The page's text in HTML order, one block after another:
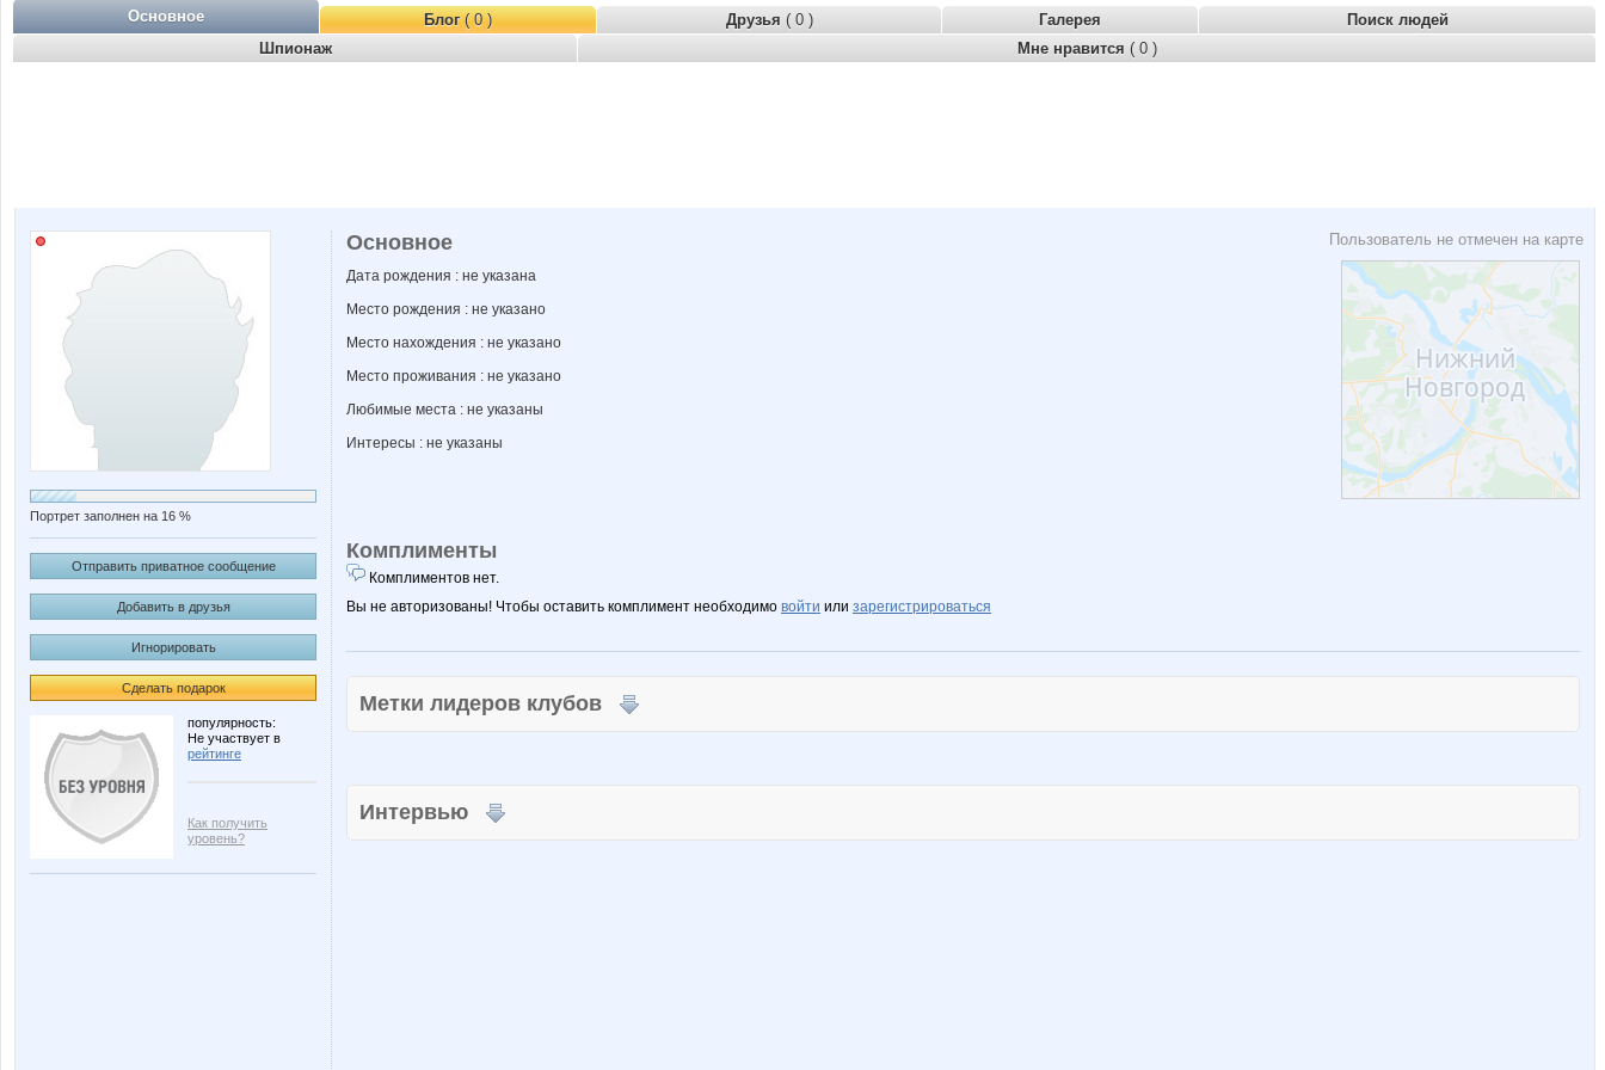
Основное Блог( 0 ) Друзья ( 0 ) Галерея
Поиск людей
Шпионаж
Мне нравится ( 0 )
Портрет заполнен на 16 %
Отправить приватное сообщение
Добавить в друзья
Игнорировать
Сделать подарок
популярность:
Не участвует в
рейтинге
Как получить
уровень?
Пользователь не отмечен на карте
Основное
Дата рождения : не указана
Место рождения : не указано
Место нахождения : не указано
Место проживания : не указано
Любимые места : не указаны
Интересы : не указаны
Комплименты
Комплиментов нет.
Вы не авторизованы! Чтобы оставить комплимент необходимо войти или зарегистрироваться
Метки лидеров клубов
Интервью